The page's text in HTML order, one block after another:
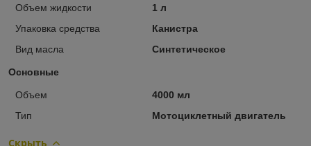
Объем жидкости
1 л
Упаковка средства
Канистра
Вид масла
Синтетическое
Основные
Объем
4000 мл
Тип
Мотоциклетный двигатель
Скрыть